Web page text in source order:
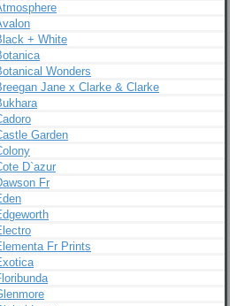
+ White
Wonders
Jane x Clarke & Clarke
Garden
D`azur
Fr
Fr Prints